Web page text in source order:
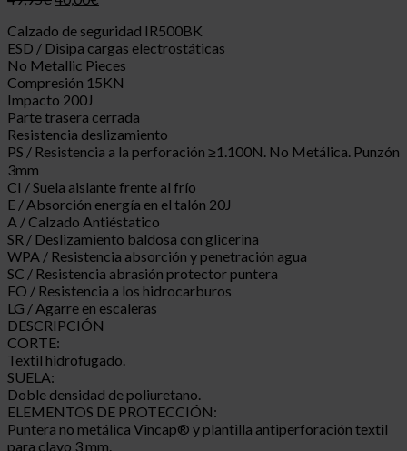
Calzado de seguridad IR500BK
ESD / Disipa cargas electrostáticas
No Metallic Pieces
Compresión 15KN
Impacto 200J
Parte trasera cerrada
Resistencia deslizamiento
PS / Resistencia a la perforación ≥1.100N. No Metálica. Punzón
3mm
CI / Suela aislante frente al frío
E / Absorción energía en el talón 20J
A / Calzado Antiéstatico
SR / Deslizamiento baldosa con glicerina
WPA / Resistencia absorción y penetración agua
SC / Resistencia abrasión protector puntera
FO / Resistencia a los hidrocarburos
LG / Agarre en escaleras
DESCRIPCIÓN
CORTE:
Textil hidrofugado.
SUELA:
Doble densidad de poliuretano.
ELEMENTOS DE PROTECCIÓN:
Puntera no metálica Vincap® y plantilla antiperforación textil
para clavo 3 mm.